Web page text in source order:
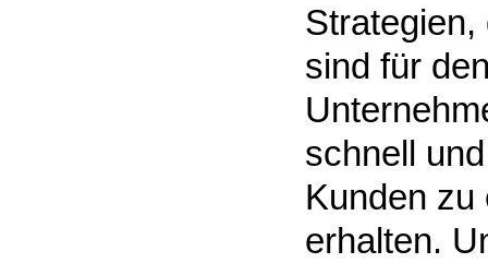
sind für
schnell
Kunden zu
erhalten.